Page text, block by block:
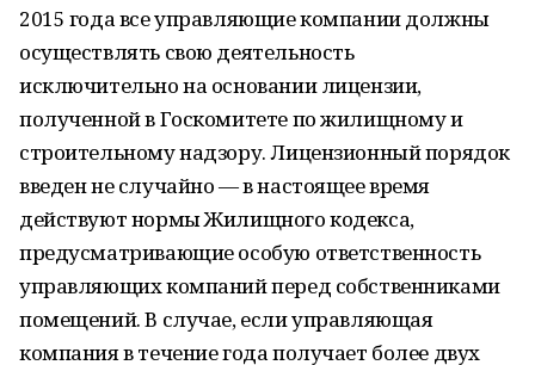
2015 года все управляющие компании должны
осуществлять свою деятельность
исключительно на основании лицензии,
полученной в Госкомитете по жилищному и
строительному надзору. Лицензионный порядок
введен не случайно — в настоящее время
действуют нормы Жилищного кодекса,
предусматривающие особую ответственность
управляющих компаний перед собственниками
помещений. В случае, если управляющая
компания в течение года получает более двух